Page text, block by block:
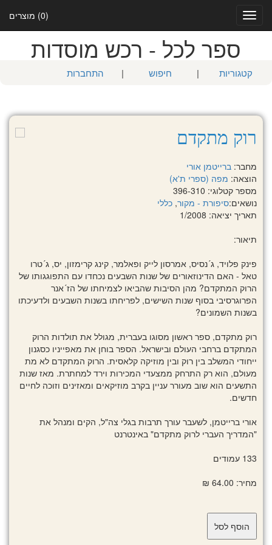
(0) מוצרים
Toggle
navigation
ספר לכל - רכש מוסדות
קטגוריות | חיפוש | התחברות
רוק מתקדם
מחבר: ברייטמן אורי
הוצאה: מפה (ספרי ת'א)
מספר קטלוגי: 396-310
נושאים:סיפורת - מקור, כללי
תאריך יציאה: 1/2008
תיאור:
פינק פלויד, ג´נסיס, אמרסון לייק ופאלמר, קינג קרימזון, יס, ג´טרו
טאל - האם הדינוזאורים של שנות השבעים נכחדו עם התפוגגותו של
הרוק המתקדם? מהן הסיבות שהביאו לצמיחתו של הז´אנר
הפרוגרסיבי בסוף שנות השישים, לפריחתו בשנות השבעים ולדעיכתו
בשנות השמונים?
רוק מתקדם, ספר ראשון מסוגו בעברית, מגולל את תולדות הרוק
המתקדם ברחבי העולם ובישראל. הספר בוחן את מאפייניו כסגנון
ייחודי המשלב בין רוק ובין מוזיקה קלאסית. הרוק המתקדם לא מת
מעולם, הוא רק התרחק ממצעדי המכירות וירד למחתרת. מאז שנות
התשעים הוא שוב מעורר עניין בקרב מוזיקאים ומאזינים וזוכה לחיים
חדשים.
אורי ברייטמן, לשעבר עורך תרבות בגלי צה"ל, הקים ומנהל את
"המדריך העברי לרוק מתקדם" באינטרנט
133 עמודים
מחיר: 64.00 ₪